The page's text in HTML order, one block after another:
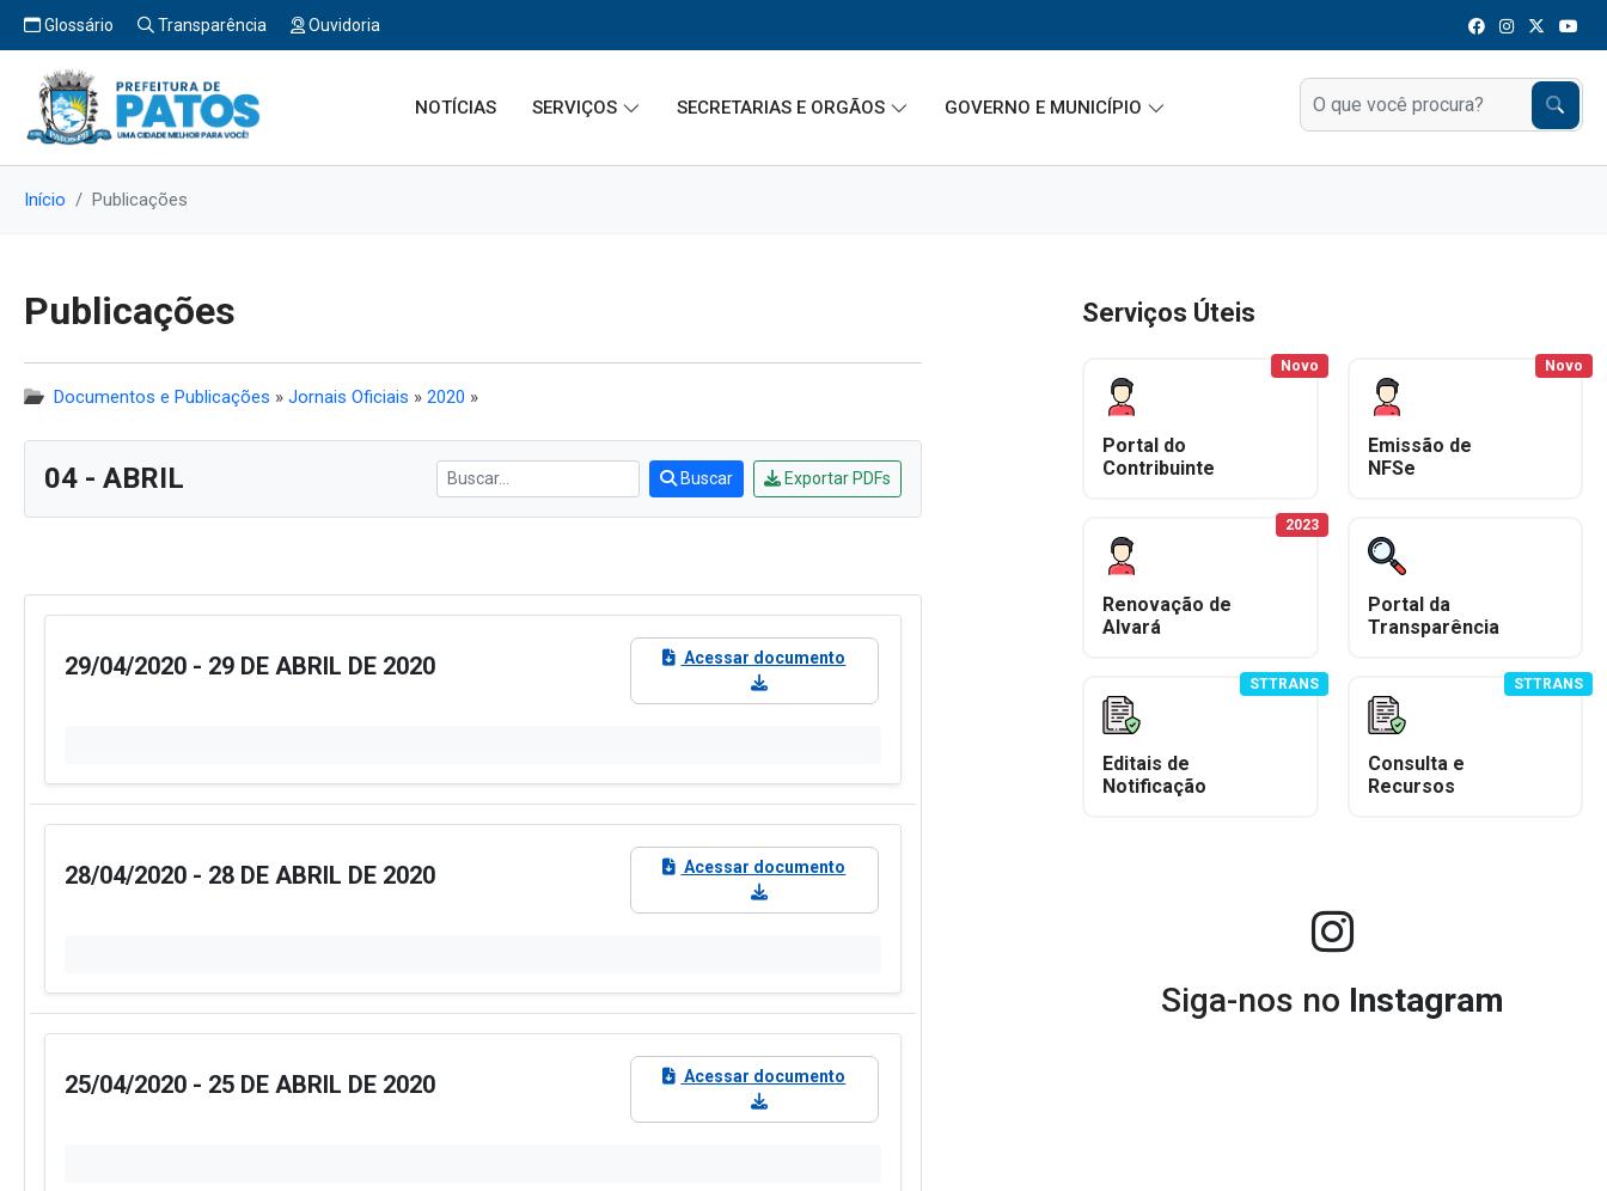
Glossário Transparência Ouvidoria
NOTÍCIAS SERVIÇOS SECRETARIAS E ORGÃOS GOVERNO E MUNICÍPIO
Início Publicações
Publicações
Documentos e Publicações » Jornais Oficiais » 2020 »
04 - ABRIL Buscar Exportar PDFs
29/04/2020 - 29 DE ABRIL DE 2020 Acessar documento
28/04/2020 - 28 DE ABRIL DE 2020 Acessar documento
25/04/2020 - 25 DE ABRIL DE 2020 Acessar documento
Serviços Úteis
Portal do
Contribuinte
Novo
Emissão de
NFSe
Novo
Renovação de
Alvará
2023
Portal da
Transparência
Editais de
Notificação
STTRANS
Consulta e
Recursos
STTRANS
Siga-nos no Instagram